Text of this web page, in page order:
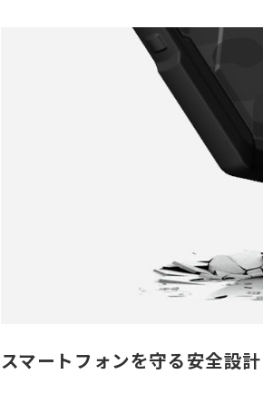
スマートフォンを守る安全設計